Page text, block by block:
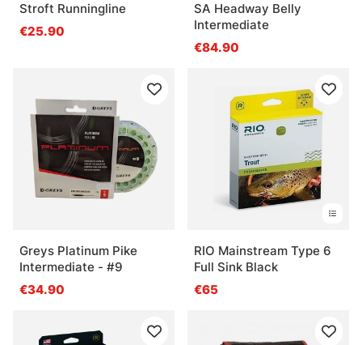
Stroft Runningline
€25.90
SA Headway Belly
Intermediate
€84.90
Greys Platinum Pike
Intermediate - #9
€34.90
RIO Mainstream Type 6
Full Sink Black
€65